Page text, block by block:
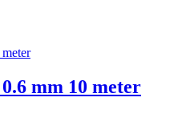
mm 10 meter